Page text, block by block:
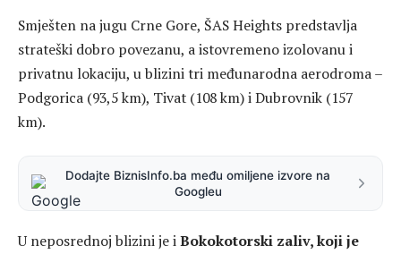
Smješten na jugu Crne Gore, ŠAS Heights predstavlja
strateški dobro povezanu, a istovremeno izolovanu i
privatnu lokaciju, u blizini tri međunarodna aerodroma –
Podgorica (93,5 km), Tivat (108 km) i Dubrovnik (157
km).
Dodajte BiznisInfo.ba među omiljene izvore na
Googleu
U neposrednoj blizini je iBokokotorski zaliv, koji je